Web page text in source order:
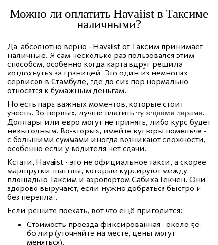
Можно ли оплатить Havaiist в Таксиме
наличными?
Да, абсолютно верно - Havaiist от Таксим принимает
наличные. Я сам несколько раз пользовался этим
способом, особенно когда карта вдруг решила
«отдохнуть» за границей. Это один из немногих
сервисов в Стамбуле, где до сих пор нормально
относятся к бумажным деньгам.
Но есть пара важных моментов, которые стоит
учесть. Во-первых, лучше платить турецкими лирами.
Доллары или евро могут не принять, либо курс будет
невыгодным. Во-вторых, имейте купюры помельче -
с большими суммами иногда возникают сложности,
особенно если у водителя нет сдачи.
Кстати, Havaiist - это не официальное такси, а скорее
маршрутки-шаттлы, которые курсируют между
площадью Таксим и аэропортом Сабиха Гекчен. Они
здорово выручают, если нужно добраться быстро и
без переплат.
Если решите поехать, вот что ещё пригодится:
Стоимость проезда фиксированная - около 50-
60 лир (уточняйте на месте, цены могут
меняться).